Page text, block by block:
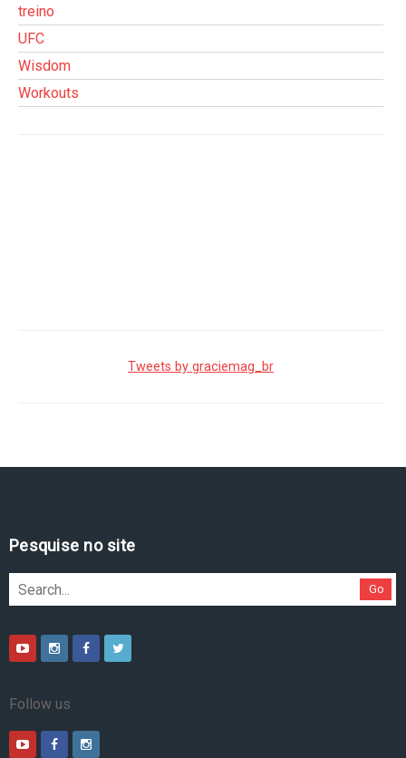
treino
UFC
Wisdom
Workouts
Tweets by graciemag_br
Pesquise no site
Go
Follow us